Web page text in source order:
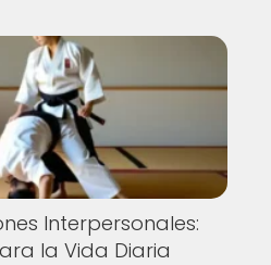
Interpersonales:
la Vida Diaria